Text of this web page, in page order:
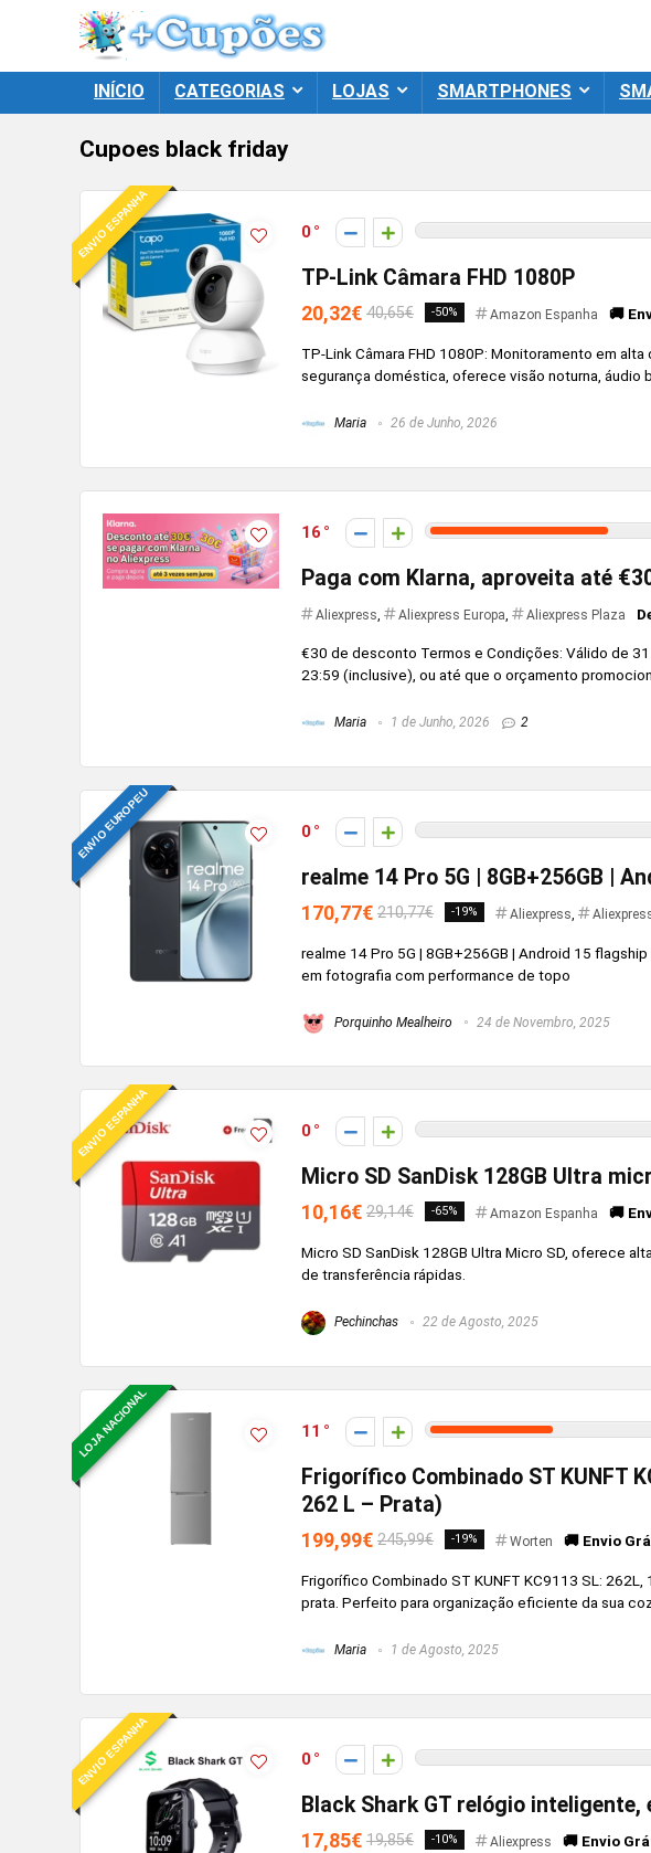
INÍCIO CATEGORIAS LOJAS SMARTPHONES
Cupoes black friday
ENVIO ESPANHA 0
TP-Link Câmara FHD 1080P
20,32€ 40,65€ -50% Amazon Espanha 🚚
TP-Link Câmara FHD 1080P: Monitoramento em
segurança doméstica, oferece visão noturna, áudio
Maria 26 de Junho, 2026
16
Paga com Klarna, aproveita até
Aliexpress Aliexpress Europa Aliexpress Plaza
€30 de desconto Termos e Condições: Válido de
23:59 (inclusive), ou até que o orçamento
Maria 1 de Junho, 2026 2
ENVIO EUROPEU 0
realme 14 Pro 5G | 8GB+256GB |
170,77€ 210,77€ -19% Aliexpress
realme 14 Pro 5G | 8GB+256GB | Android 15
em fotografia com performance de topo
Porquinho Mealheiro 24 de Novembro, 2025
ENVIO ESPANHA 0
Micro SD SanDisk 128GB Ultra
10,16€ 29,14€ -65% Amazon Espanha 🚚
Micro SD SanDisk 128GB Ultra Micro SD, oferece
de transferência rápidas.
Pechinchas 22 de Agosto, 2025
LOJA NACIONAL 11
Frigorífico Combinado ST KUNFT
262 L – Prata)
199,99€ 245,99€ -19% Worten 🚚 Envio
Frigorífico Combinado ST KUNFT KC9113 SL:
prata. Perfeito para organização eficiente da sua
Maria 1 de Agosto, 2025
ENVIO ESPANHA 0
Black Shark GT relógio inteligente,
17,85€ 19,85€ -10% Aliexpress 🚚 Envio